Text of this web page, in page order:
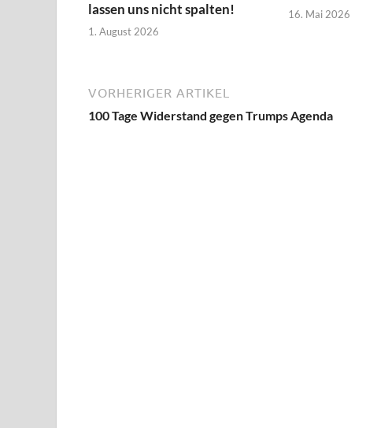
lassen uns nicht spalten!
1. August 2026
16. Mai 2026
VORHERIGER ARTIKEL
100 Tage Widerstand gegen Trumps Agenda